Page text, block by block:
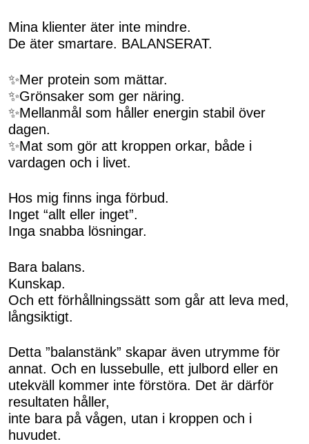
Mina klienter äter inte mindre.
De äter smartare. BALANSERAT.
✨Mer protein som mättar.
✨Grönsaker som ger näring.
✨Mellanmål som håller energin stabil över
dagen.
✨Mat som gör att kroppen orkar, både i
vardagen och i livet.
Hos mig finns inga förbud.
Inget “allt eller inget”.
Inga snabba lösningar.
Bara balans.
Kunskap.
Och ett förhållningssätt som går att leva med,
långsiktigt.
Detta ”balanstänk” skapar även utrymme för
annat. Och en lussebulle, ett julbord eller en
utekväll kommer inte förstöra. Det är därför
resultaten håller,
inte bara på vågen, utan i kroppen och i
huvudet.